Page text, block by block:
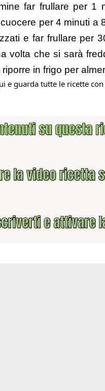
far frullare per 1
per 4 minuti
e far frullare per
volta che si sarà
in frigo per
e guarda tutte le ricette